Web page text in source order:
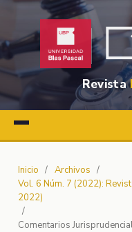
Revista
Inicio / Archivos /
Vol. 6 Núm. 7 (2022):
2022)
/
Comentarios